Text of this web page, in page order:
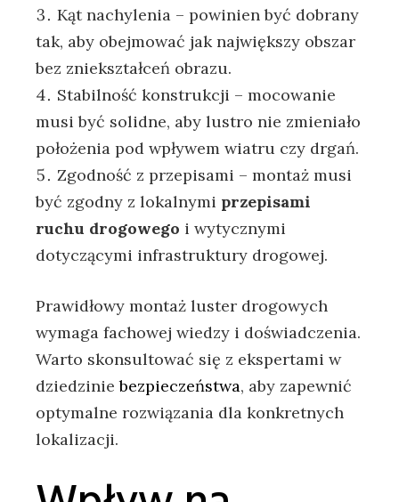
Kąt nachylenia – powinien być dobrany
tak, aby obejmować jak największy obszar
bez zniekształceń obrazu.
Stabilność konstrukcji – mocowanie
musi być solidne, aby lustro nie zmieniało
położenia pod wpływem wiatru czy drgań.
Zgodność z przepisami – montaż musi
być zgodny z lokalnymi przepisami
ruchu drogowego i wytycznymi
dotyczącymi infrastruktury drogowej.
Prawidłowy montaż luster drogowych
wymaga fachowej wiedzy i doświadczenia.
Warto skonsultować się z ekspertami w
dziedziniebezpieczeństwa, aby zapewnić
optymalne rozwiązania dla konkretnych
lokalizacji.